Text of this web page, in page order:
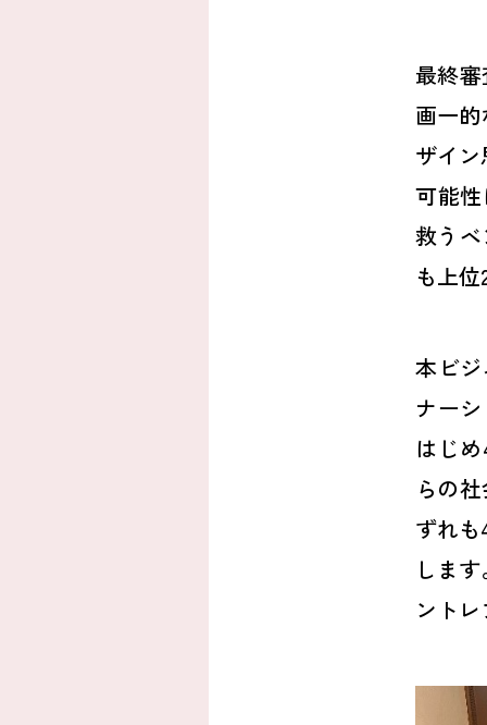
最終
画一
ザイ
可能
救う
も上位
本ビ
ナー
はじめ
らの
ずれも
しま
ント